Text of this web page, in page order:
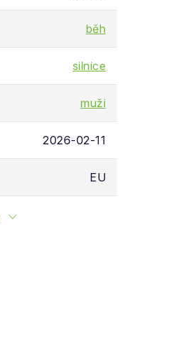
běh
silnice
muži
2026-02-11
EU